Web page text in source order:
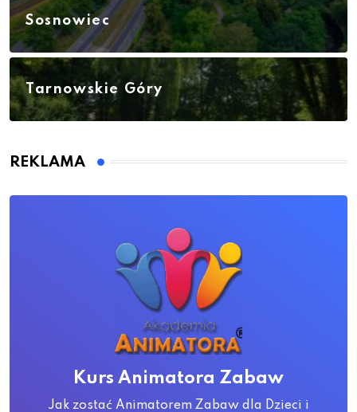
Sosnowiec
Tarnowskie Góry
REKLAMA
Kurs Animatora Zabaw
Jak zostać Animatorem Zabaw dla Dzieci i